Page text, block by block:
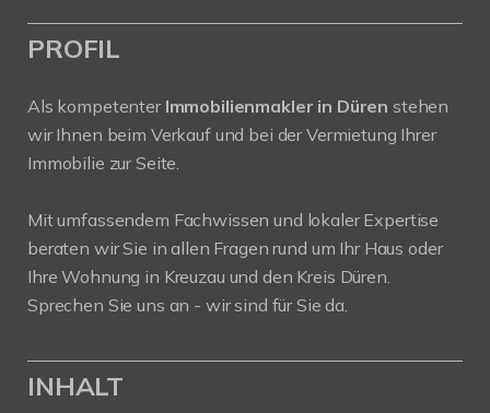
PROFIL
Als kompetenter Immobilienmakler in Düren stehen
wir Ihnen beim Verkauf und bei der Vermietung Ihrer
Immobilie zur Seite.
Mit umfassendem Fachwissen und lokaler Expertise
beraten wir Sie in allen Fragen rund um Ihr Haus oder
Ihre Wohnung in Kreuzau und den Kreis Düren.
Sprechen Sie uns an - wir sind für Sie da.
INHALT